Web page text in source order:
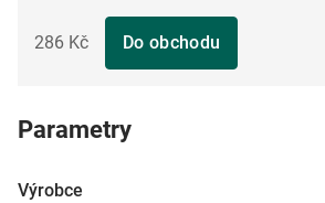
286 Kč Do obchodu
Parametry
Výrobce